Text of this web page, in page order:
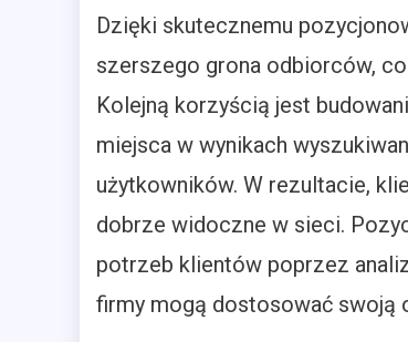
Dzięki skutecznemu
szerszego grona odbiorców,
Kolejną korzyścią jest
miejsca w wynikach
użytkowników. W rezultacie,
dobrze widoczne w sieci.
potrzeb klientów poprzez
firmy mogą dostosować swoją